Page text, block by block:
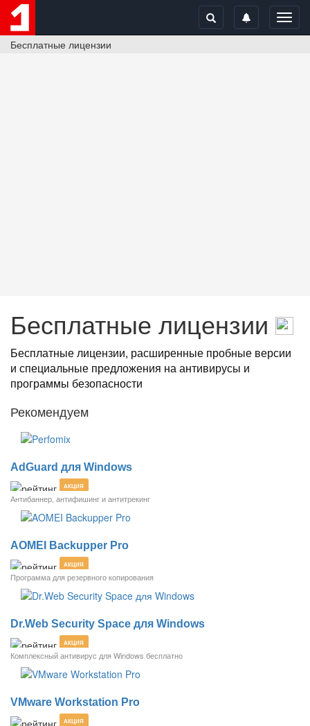
Бесплатные лицензии
Бесплатные лицензии
Бесплатные лицензии, расширенные пробные версии
и специальные предложения на антивирусы и
программы безопасности
Рекомендуем
AdGuard для Windows
АКЦИЯ
Антибаннер, антифишинг и антитрекинг
AOMEI Backupper Pro
АКЦИЯ
Программа для резервного копирования
Dr.Web Security Space для Windows
АКЦИЯ
Комплексный антивирус для Windows бесплатно
VMware Workstation Pro
АКЦИЯ